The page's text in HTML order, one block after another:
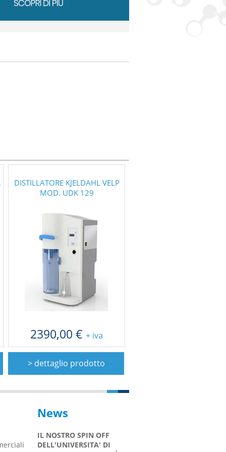
DISTILLATORE KJELDAHL VELP
MOD. UDK 129
2390,00 € + iva
> dettaglio prodotto
News
IL NOSTRO SPIN OFF
DELL'UNIVERSITA' DI